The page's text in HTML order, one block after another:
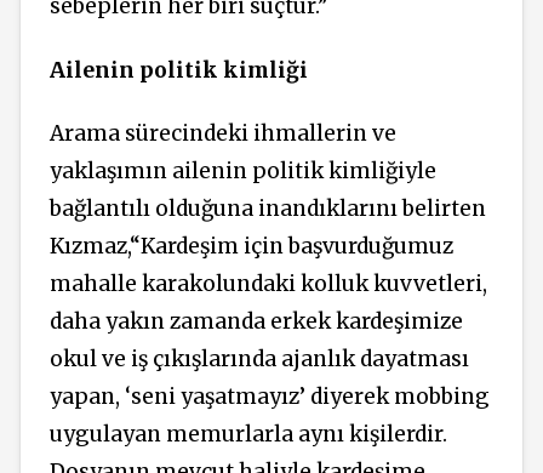
sebeplerin her biri suçtur.”
Ailenin politik kimliği
Arama sürecindeki ihmallerin ve
yaklaşımın ailenin politik kimliğiyle
bağlantılı olduğuna inandıklarını belirten
Kızmaz,“Kardeşim için başvurduğumuz
mahalle karakolundaki kolluk kuvvetleri,
daha yakın zamanda erkek kardeşimize
okul ve iş çıkışlarında ajanlık dayatması
yapan, ‘seni yaşatmayız’ diyerek mobbing
uygulayan memurlarla aynı kişilerdir.